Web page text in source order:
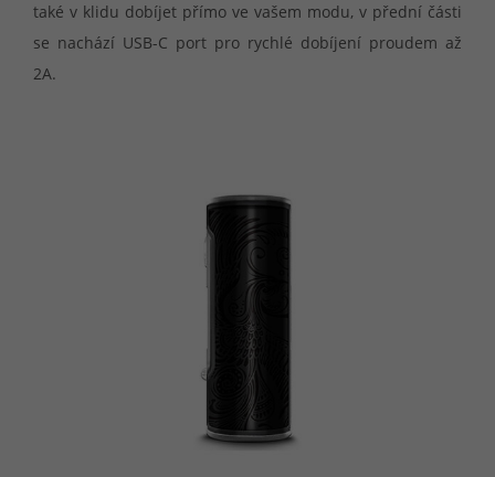
také v klidu dobíjet přímo ve vašem modu, v přední části
se nachází USB-C port pro rychlé dobíjení proudem až
2A.